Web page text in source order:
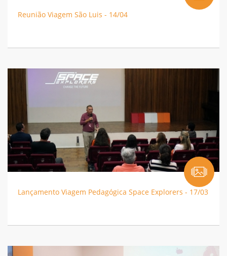
Reunião Viagem São Luis - 14/04
Lançamento Viagem Pedagógica Space Explorers - 17/03